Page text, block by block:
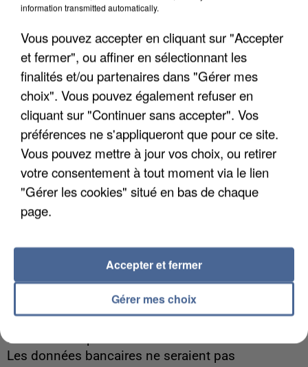
Une nouvelle canicule va faire chauffer la France
22 départements sont placés en vigilance orange
dès ce lundi 10 août 2026.
Intermarché après une...
Les données bancaires ne seraient pas
information transmitted automatically.
Vous pouvez accepter en cliquant sur "Accepter
et fermer", ou affiner en sélectionnant les
finalités et/ou partenaires dans "Gérer mes
choix". Vous pouvez également refuser en
cliquant sur "Continuer sans accepter". Vos
préférences ne s'appliqueront que pour ce site.
Vous pouvez mettre à jour vos choix, ou retirer
votre consentement à tout moment via le lien
"Gérer les cookies" situé en bas de chaque
page.
Gérer mes choix
Accepter et fermer